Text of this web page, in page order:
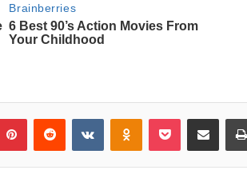
PinterestReddit VKontakteOdnoklassniki
Pocket Share via Email